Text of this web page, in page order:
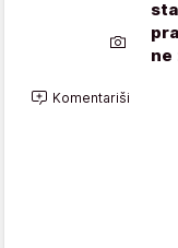
ne
Komentariši